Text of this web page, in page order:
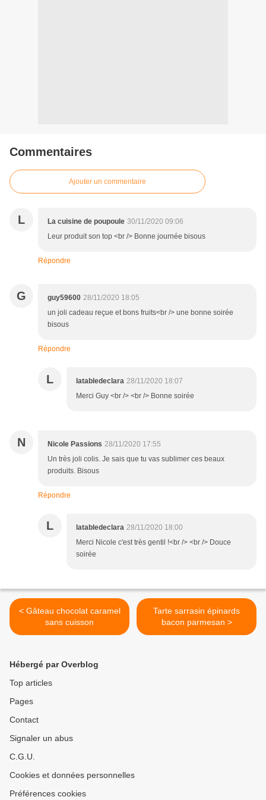
Commentaires
Ajouter un commentaire
L La cuisine de poupoule 30/11/2020 09:06
Leur produit son top <br /> Bonne journée bisous
Répondre
G guy59600 28/11/2020 18:05
un joli cadeau reçue et bons fruits<br /> une bonne soirée
bisous
Répondre
L latabledeclara 28/11/2020 18:07
Merci Guy <br /> <br /> Bonne soirée
N Nicole Passions 28/11/2020 17:55
Un très joli colis. Je sais que tu vas sublimer ces beaux
produits. Bisous
Répondre
L latabledeclara 28/11/2020 18:00
Merci Nicole c'est très gentil !<br /> <br /> Douce
soirée
< Gâteau chocolat caramel
sans cuisson
Tarte sarrasin épinards
bacon parmesan >
Hébergé par Overblog
Top articles
Pages
Contact
Signaler un abus
C.G.U.
Cookies et données personnelles
Préférences cookies